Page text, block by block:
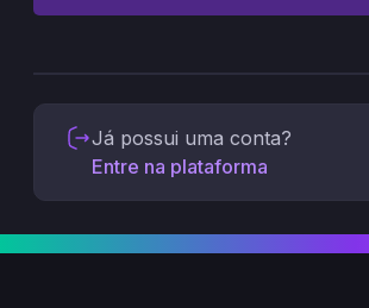
Já possui uma conta?
Entre na plataforma